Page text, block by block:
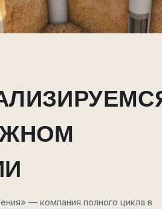
— компания полного цикла в